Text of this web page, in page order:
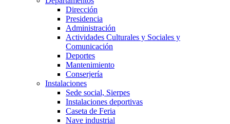
Dirección
Presidencia
Administración
Actividades Culturales y Sociales y
Comunicación
Deportes
Mantenimiento
Conserjería
Instalaciones
Sede social, Sierpes
Instalaciones deportivas
Caseta de Feria
Nave industrial